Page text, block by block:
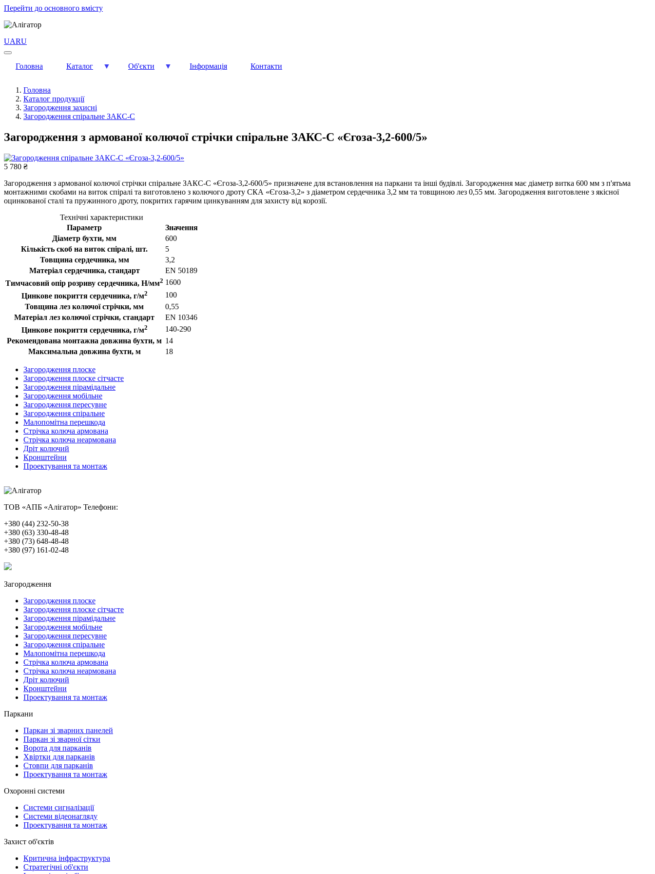
Перейти до основного вмісту
UARU
Головна Каталог Об'єкти Інформація Контакти
Головна
Каталог продукції
Загородження захисні
Загородження спіральне ЗАКС-С
Загородження з армованої колючої стрічки спіральне ЗАКС-С «Єгоза-3,2-600/5»
5 780 ₴
Загородження з армованої колючої стрічки спіральне ЗАКС-С «Єгоза-3,2-600/5» призначене для встановлення на паркани та інші будівлі. Загородження має діаметр витка 600 мм з п'ятьма
монтажними скобами на виток спіралі та виготовлено з колючого дроту СКА «Єгоза-3,2» з діаметром сердечника 3,2 мм та товщиною лез 0,55 мм. Загородження виготовлене з якісної
оцинкованої сталі та пружинного дроту, покритих гарячим цинкуванням для захисту від корозії.
Технічні характеристики
Параметр
Значення
Діаметр бухти, мм
600
Кількість скоб на виток спіралі, шт.
5
Товщина сердечника, мм
3,2
Матеріал сердечника, стандарт
EN 50189
Тимчасовий опір розриву сердечника, Н/мм2 1600
Цинкове покриття сердечника, г/м2
100
Товщина лез колючої стрічки, мм
0,55
Матеріал лез колючої стрічки, стандарт
EN 10346
Цинкове покриття сердечника, г/м2
140-290
Рекомендована монтажна довжина бухти, м 14
Максимальна довжина бухти, м
18
Загородження плоске
Загородження плоске сітчасте
Загородження пірамідальне
Загородження мобільне
Загородження пересувне
Загородження спіральне
Малопомітна перешкода
Стрічка колюча армована
Стрічка колюча неармована
Дріт колючий
Кронштейни
Проектування та монтаж
ТОВ «АПБ «Алігатор» Телефони:
+380 (44) 232-50-38
+380 (63) 330-48-48
+380 (73) 648-48-48
+380 (97) 161-02-48
Загородження
Загородження плоске
Загородження плоске сітчасте
Загородження пірамідальне
Загородження мобільне
Загородження пересувне
Загородження спіральне
Малопомітна перешкода
Стрічка колюча армована
Стрічка колюча неармована
Дріт колючий
Кронштейни
Проектування та монтаж
Паркани
Паркан зі зварних панелей
Паркан зі зварної сітки
Ворота для парканів
Хвіртки для парканів
Стовпи для парканів
Проектування та монтаж
Охоронні системи
Системи сигналізації
Системи відеонагляду
Проектування та монтаж
Захист об'єктів
Критична інфраструктура
Стратегічні об'єкти